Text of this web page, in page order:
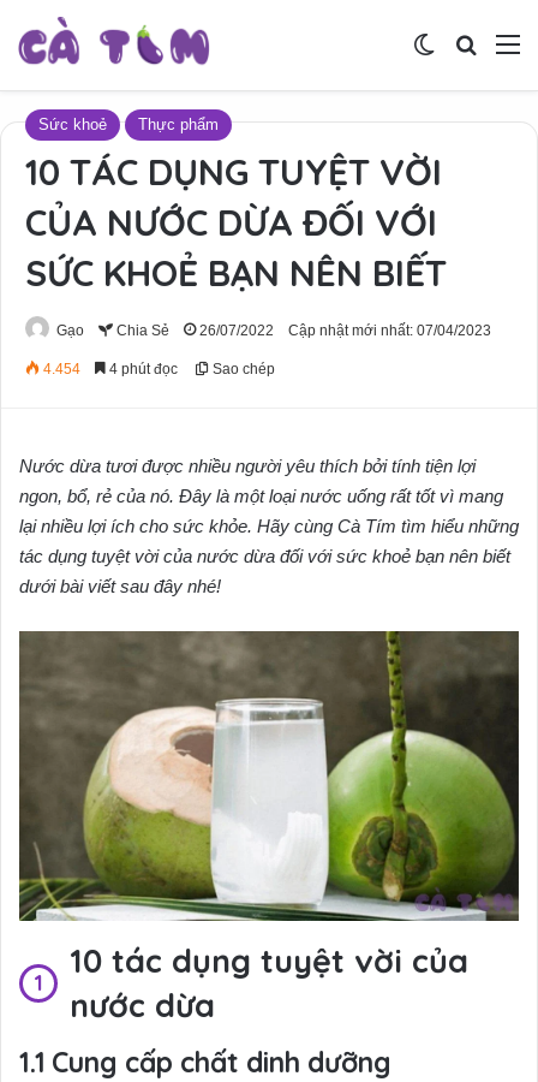
Tìm
Switch skin
Sức khoẻ Thực phẩm
10 TÁC DỤNG TUYỆT VỜI
CỦA NƯỚC DỪA ĐỐI VỚI
SỨC KHOẺ BẠN NÊN BIẾT
Gạo Chia Sẻ 26/07/2022 Cập nhật mới nhất: 07/04/2023
4.454 4 phút đọc Sao chép
Nước dừa tươi được nhiều người yêu thích bởi tính tiện lợi
ngon, bổ, rẻ của nó. Đây là một loại nước uống rất tốt vì mang
lại nhiều lợi ích cho sức khỏe. Hãy cùng Cà Tím tìm hiểu những
tác dụng tuyệt vời của nước dừa đối với sức khoẻ bạn nên biết
dưới bài viết sau đây nhé!
10 tác dụng tuyệt vời của
nước dừa
Cung cấp chất dinh dưỡng